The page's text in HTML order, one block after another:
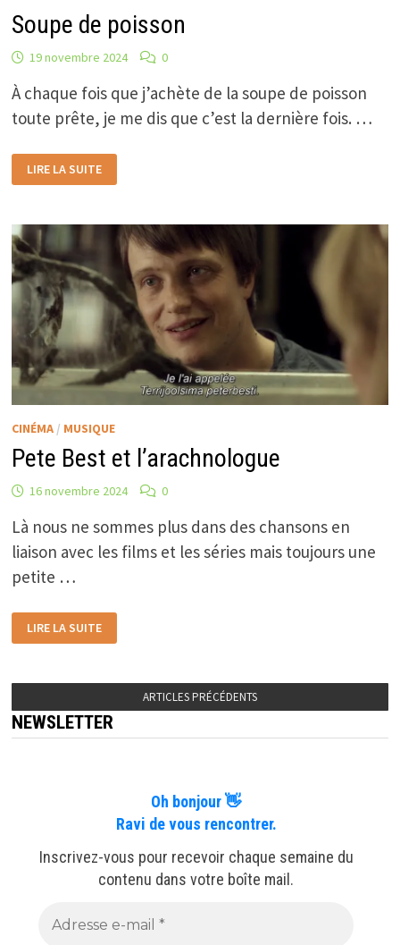
Soupe de poisson
19 novembre 2024 0
À chaque fois que j’achète de la soupe de poisson
toute prête, je me dis que c’est la dernière fois. …
DE
POISSON
LIRE LA SUITE
CINÉMA / MUSIQUE
Pete Best et l’arachnologue
16 novembre 2024 0
Là nous ne sommes plus dans des chansons en
liaison avec les films et les séries mais toujours une
petite …
BEST
ET
LIRE LA SUITE
ARTICLES PRÉCÉDENTS
NEWSLETTER
Oh bonjour 👋
Ravi de vous rencontrer.
Inscrivez-vous pour recevoir chaque semaine du
contenu dans votre boîte mail.